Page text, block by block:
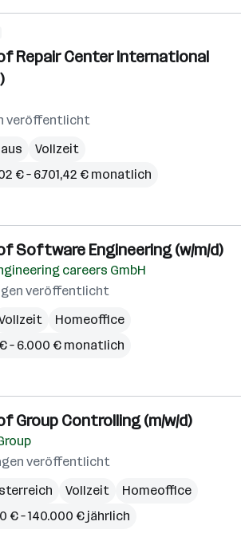
Repair Center International
veröffentlicht
Vollzeit
€ – 6.701,42 € monatlich
Software Engineering (w/m/d)
careers GmbH
veröffentlicht
Homeoffice
– 6.000 € monatlich
Group Controlling (m/w/d)
veröffentlicht
Vollzeit
Homeoffice
€ – 140.000 € jährlich